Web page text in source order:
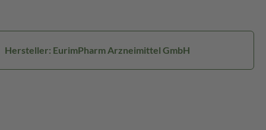
Hersteller: EurimPharm Arzneimittel GmbH